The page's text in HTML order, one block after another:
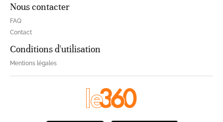
Nous contacter
FAQ
Contact
Conditions d'utilisation
Mentions légales